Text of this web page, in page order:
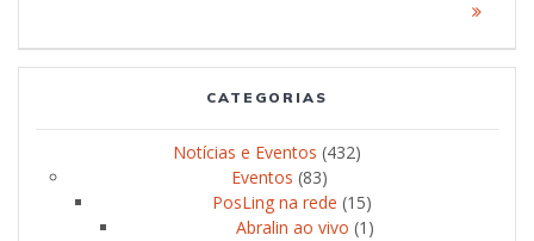
CATEGORIAS
Notícias e Eventos (432)
Eventos (83)
PosLing na rede (15)
Abralin ao vivo (1)